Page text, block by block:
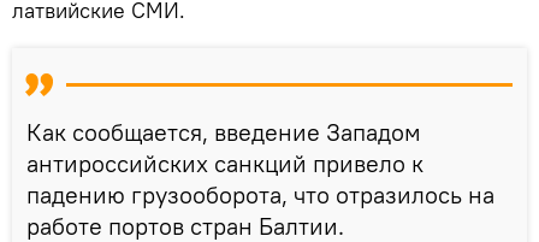
латвийские СМИ.
Как сообщается, введение Западом
антироссийских санкций привело к
падению грузооборота, что отразилось на
работе портов стран Балтии.